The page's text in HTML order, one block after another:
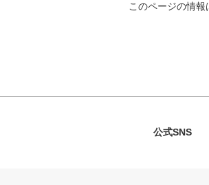
このページの情報
公式SNS